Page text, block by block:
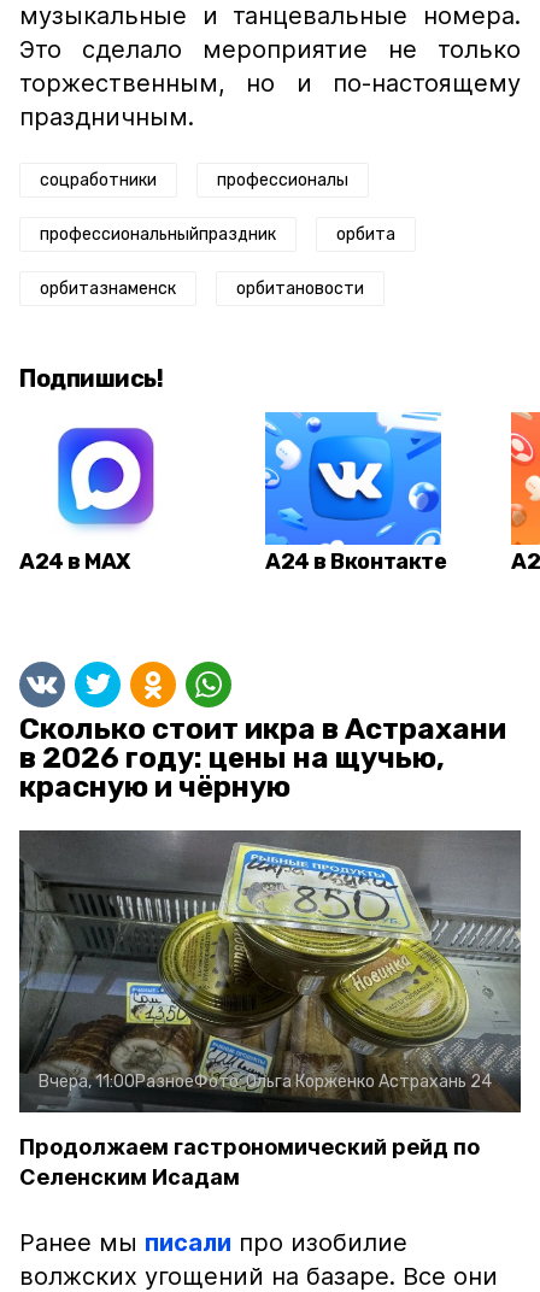
музыкальные и танцевальные номера.
Это сделало мероприятие не только
торжественным, но и по-настоящему
праздничным.
соцработники профессионалы
профессиональныйпраздник орбита
орбитазнаменск орбитановости
Подпишись!
А24 в MAX А24 в Вконтакте
Сколько стоит икра в Астрахани
в 2026 году: цены на щучью,
красную и чёрную
Вчера, 11:00РазноеФото:Ольга Корженко Астрахань 24
Продолжаем гастрономический рейд по
Селенским Исадам
Ранее мы писали про изобилие
волжских угощений на базаре. Все они